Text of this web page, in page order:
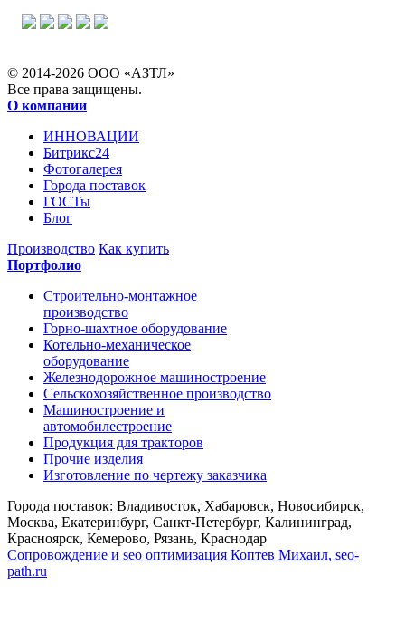
© 2014-2026 ООО «АЗТЛ»
Все права защищены.
О компании
ИННОВАЦИИ
Битрикс24
Фотогалерея
Города поставок
ГОСТы
Блог
Производство Как купить
Портфолио
Строительно-монтажное
производство
Горно-шахтное оборудование
Котельно-механическое
оборудование
Железнодорожное машиностроение
Сельскохозяйственное производство
Машиностроение и
автомобилестроение
Продукция для тракторов
Прочие изделия
Изготовление по чертежу заказчика
Города поставок: Владивосток, Хабаровск, Новосибирск,
Москва, Екатеринбург, Санкт-Петербург, Калининград,
Красноярск, Кемерово, Рязань, Краснодар
Сопровождение и seo оптимизация Коптев Михаил, seo-
path.ru